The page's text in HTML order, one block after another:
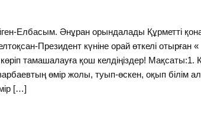
Eлбасым. Әнұран орындалады Құрметті
Президент күніне орай өткелі отырған «
тамашалауға қош келдіңіздер! Мақсаты:1.
өмір жолы, туып-өскен, оқып білім
[…]